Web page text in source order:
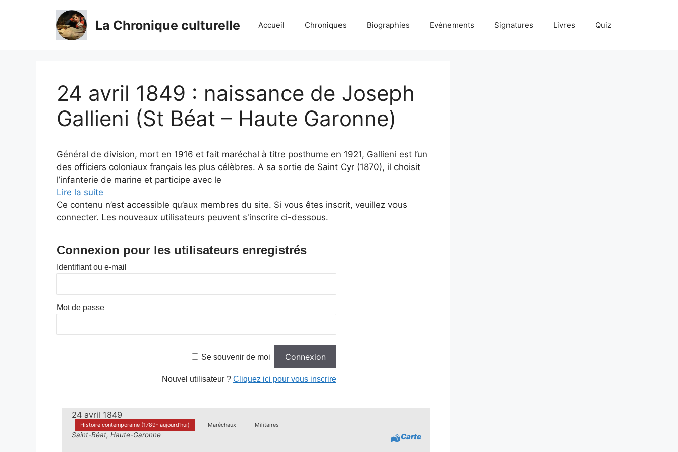
La Chronique culturelle Accueil Chroniques Biographies Evénements Signatures Livres Quiz
24 avril 1849 : naissance de Joseph
Gallieni (St Béat – Haute Garonne)
Général de division, mort en 1916 et fait maréchal à titre posthume en 1921, Gallieni est l’un
des officiers coloniaux français les plus célèbres. A sa sortie de Saint Cyr (1870), il choisit
l’infanterie de marine et participe avec le
Lire la suite
Ce contenu n’est accessible qu’aux membres du site. Si vous êtes inscrit, veuillez vous
connecter. Les nouveaux utilisateurs peuvent s'inscrire ci-dessous.
Connexion pour les utilisateurs enregistrés
Identifiant ou e-mail
Mot de passe
Se souvenir de moi
Nouvel utilisateur ? Cliquez ici pour vous inscrire
24 avril 1849
Histoire contemporaine (1789- aujourd'hui) Maréchaux Militaires
Saint-Béat, Haute-Garonne Carte